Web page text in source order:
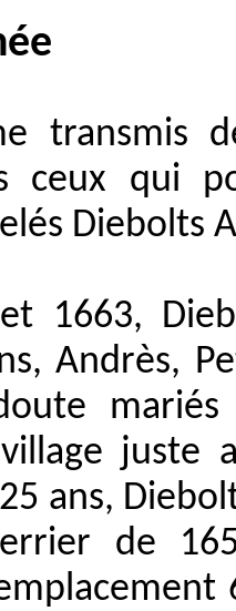
transmis
ceux qui
Diebolts
1663,
Andrès,
juste
ans,
de